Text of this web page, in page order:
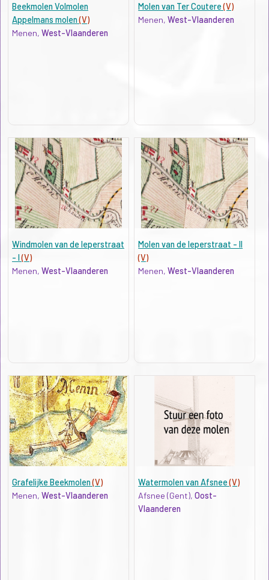
Beekmolen Volmolen
Appelmans molen(V)
Menen, West-Vlaanderen
Molen van Ter Coutere(V)
Menen,West-Vlaanderen
Windmolen van de Ieperstraat
- I(V)
Menen, West-Vlaanderen
Molen van de Ieperstraat - II
(V)
Menen,West-Vlaanderen
Grafelijke Beekmolen(V)
Menen, West-Vlaanderen
Watermolen van Afsnee(V)
Afsnee (Gent),Oost-
Vlaanderen